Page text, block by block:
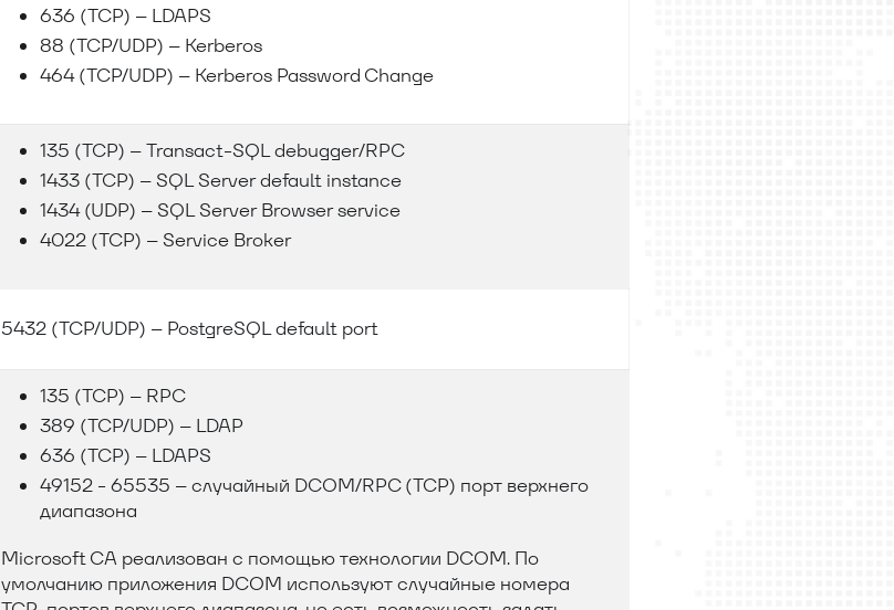
636 (TCP) – LDAPS
88 (TCP/UDP) – Kerberos
464 (TCP/UDP) – Kerberos Password Change
135 (TCP) – Transact-SQL debugger/RPC
1433 (TCP) – SQL Server default instance
1434 (UDP) – SQL Server Browser service
4022 (TCP) – Service Broker
5432 (TCP/UDP) – PostgreSQL default port
135 (TCP) – RPC
389 (TCP/UDP) – LDAP
636 (TCP) – LDAPS
49152 - 65535 – случайный DCOM/RPC (TCP) порт верхнего
диапазона
Microsoft CA реализован с помощью технологии DCOM. По
умолчанию приложения DCOM используют случайные номера